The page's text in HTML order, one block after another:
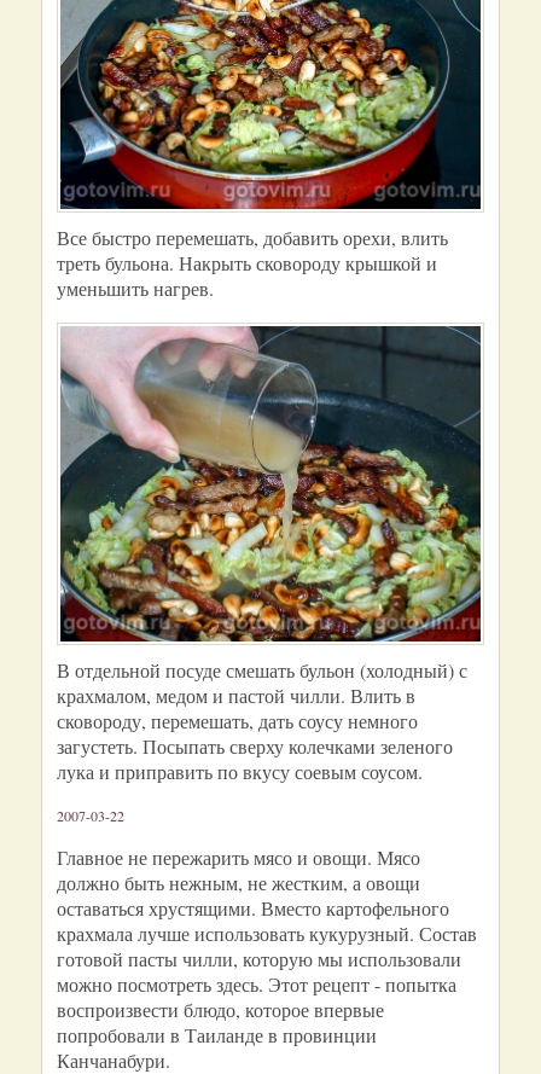
Все быстро перемешать, добавить орехи, влить
треть бульона. Накрыть сковороду крышкой и
уменьшить нагрев.
В отдельной посуде смешать бульон (холодный) с
крахмалом, медом и пастой чилли. Влить в
сковороду, перемешать, дать соусу немного
загустеть. Посыпать сверху колечками зеленого
лука и приправить по вкусу соевым соусом.
2007-03-22
Главное не пережарить мясо и овощи. Мясо
должно быть нежным, не жестким, а овощи
оставаться хрустящими. Вместо картофельного
крахмала лучше использовать кукурузный. Состав
готовой пасты чилли, которую мы использовали
можно посмотреть здесь. Этот рецепт - попытка
воспроизвести блюдо, которое впервые
попробовали в Таиланде в провинции
Канчанабури.